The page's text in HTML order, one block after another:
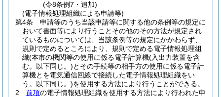
(令8条例7・追加)
(電子情報処理組織による申請等)
第4条
申請等のうち当該申請等に関する他の条例等の規定に
おいて書面等により行うことその他のその方法が規定され
ているものについては、当該条例等の規定にかかわらず、
規則で定めるところにより、規則で定める電子情報処理組
織(本市の機関等の使用に係る電子計算機(入出力装置を含
む。以下同じ。)とその手続等の相手方の使用に係る電子計
算機とを電気通信回線で接続した電子情報処理組織をい
う。以下同じ。)を使用する方法により行うことができる。
2
前項の電子情報処理組織を使用する方法により行われた申